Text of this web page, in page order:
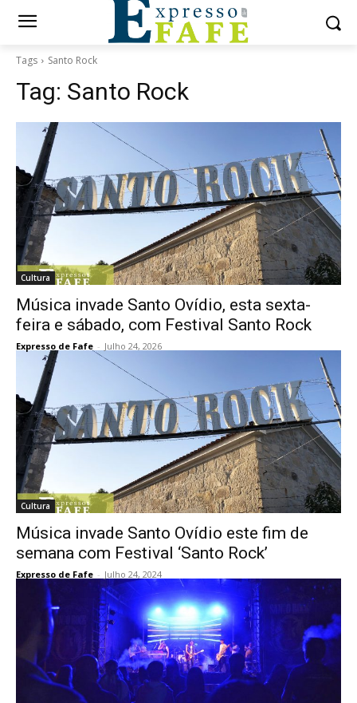
Tags Santo Rock
Tag: Santo Rock
Cultura
Música invade Santo Ovídio, esta sexta-
feira e sábado, com Festival Santo Rock
Expresso de Fafe - Julho 24, 2026
Cultura
Música invade Santo Ovídio este fim de
semana com Festival ‘Santo Rock’
Expresso de Fafe - Julho 24, 2024